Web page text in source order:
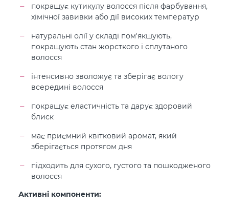
покращує кутикулу волосся після фарбування,
хімічної завивки або дії високих температур
натуральні олії у складі пом'якшують,
покращують стан жорсткого і сплутаного
волосся
інтенсивно зволожує та зберігає вологу
всередині волосся
покращує еластичність та дарує здоровий
блиск
має приємний квітковий аромат, який
зберігається протягом дня
підходить для сухого, густого та пошкодженого
волосся
Активні компоненти: